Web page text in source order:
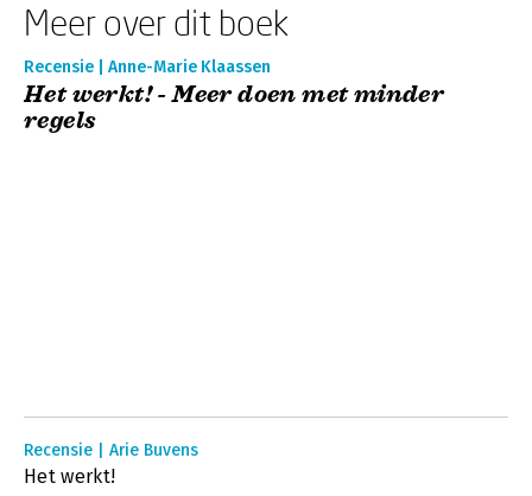
Meer over dit boek
Recensie | Anne-Marie Klaassen
Het werkt! - Meer doen met minder
regels
Recensie | Arie Buvens
Het werkt!